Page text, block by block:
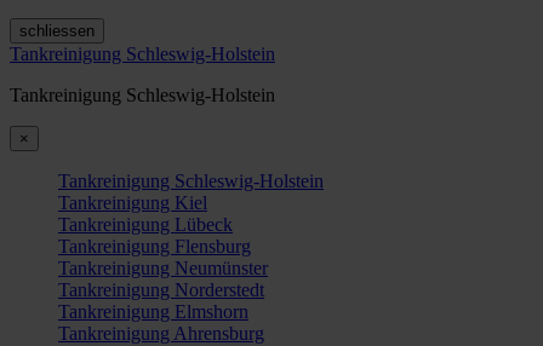
schliessen
Tankreinigung Schleswig-Holstein
Tankreinigung Schleswig-Holstein
×
Tankreinigung Schleswig-Holstein
Tankreinigung Kiel
Tankreinigung Lübeck
Tankreinigung Flensburg
Tankreinigung Neumünster
Tankreinigung Norderstedt
Tankreinigung Elmshorn
Tankreinigung Ahrensburg